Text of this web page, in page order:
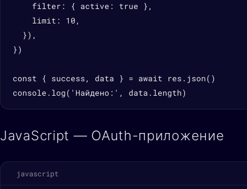
    filter: { active: true },
    limit: 10,
  }),
})
const { success, data } = await res.json()
console.log('Найдено:', data.length)
JavaScript — OAuth-приложение
javascript